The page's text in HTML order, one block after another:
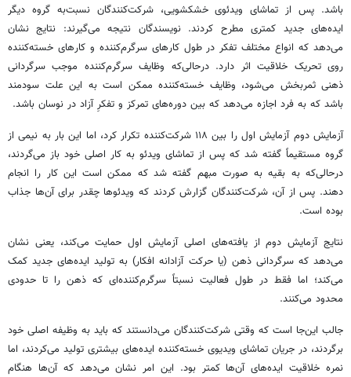
باشد. پس از تماشای ویدئوی خشکشویی، شرکت‌کنندگان نسبت‌به گروه دیگر
ایده‌های جدید کمتری مطرح کردند. نویسندگان نتیجه می‌گیرند: نتایج نشان
می‌دهد که انواع مختلف تفکر در طول کارهای سرگرم‌کننده و کارهای خسته‌کننده
روی تحریک خلاقیت اثر دارد. درحالی‌که وظایف سرگرم‌کننده موجب سرگردانی
ذهنی ثمربخش می‌شود، وظایف خسته‌کننده ممکن است به این علت سودمند
باشد که به فرد اجازه می‌دهد که بین دوره‌های تمرکز و تفکرِ آزاد در نوسان باشد.
آزمایش دوم آزمایش اول را بین ۱۱۸ شرکت‌کننده تکرار کرد، اما این بار به نیمی از
گروه مستقیماً گفته شد که پس از تماشای ویدئو به کار اصلی خود باز می‌گردند،
درحالی‌که به بقیه به صورت مبهم گفته شد که ممکن است این کار را انجام
دهند. پس از آن، شرکت‌کنندگان گزارش کردند که ویدئوها چقدر برای آن‌ها جذاب
بوده است.
نتایج آزمایش دوم از یافته‌های اصلی آزمایش اول حمایت می‌کند، یعنی نشان
می‌دهد که سرگردانی ذهن (یا حرکت آزادانه افکار) به تولید ایده‌های جدید کمک
می‌کند؛ اما فقط در طول فعالیت نسبتاً سرگرم‌کننده‌ای که ذهن را تا حدودی
محدود می‌کنند.
جالب این‌جا است که وقتی شرکت‌کنندگان می‌دانستند که باید به وظیفه اصلی خود
برگردند، در جریان تماشای ویدیوی خسته‌کننده ایده‌های بیشتری تولید می‌کردند، اما
نمره خلاقیت ایده‌های آن‌ها کمتر بود. این امر نشان می‌دهد که آن‌ها هنگام